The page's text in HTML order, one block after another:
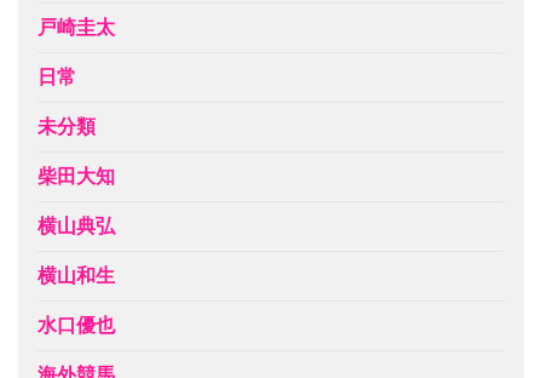
戸崎圭太
日常
未分類
柴田大知
横山典弘
横山和生
水口優也